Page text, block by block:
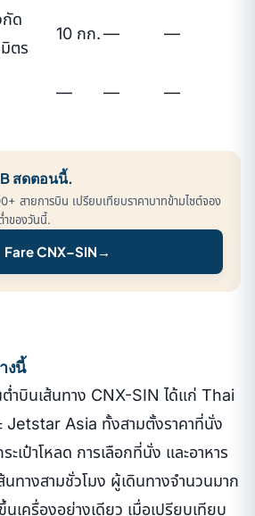
กัด
ตร
10 กก.— —
— — —
สดตอนนี้.
สายการบิน เปรียบเทียบราคาบาทข้ามไซต์จอง
ของวันนี้.
Fare CNX–SIN →
งนี้
ำบินเส้นทาง CNX-SIN ได้แก่ Thai
Jetstar Asia ทั้งสามตั้งราคาที่นั่ง
ะเป๋าโหลด การเลือกที่นั่ง และอาหาร
นทางสามชั่วโมง ผู้เดินทางจำนวนมาก
เครื่องอย่างเดียว เมื่อเปรียบเทียบ